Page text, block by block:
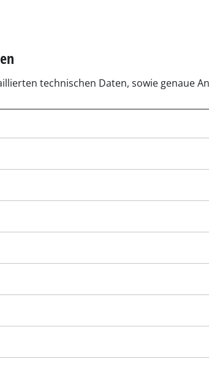
technischen Daten, sowie genaue